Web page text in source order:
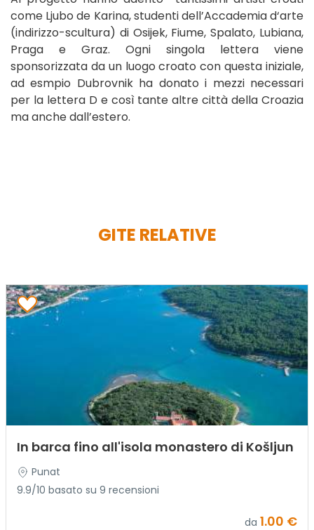
come Ljubo de Karina, studenti dell’Accademia d‘arte
(indirizzo-scultura) di Osijek, Fiume, Spalato, Lubiana,
Praga e Graz. Ogni singola lettera viene
sponsorizzata da un luogo croato con questa iniziale,
ad esmpio Dubrovnik ha donato i mezzi necessari
per la lettera D e così tante altre città della Croazia
ma anche dall’estero.
GITE RELATIVE
In barca fino all'isola monastero di Košljun
Punat
9.9/10 basato su 9 recensioni
da 1.00 €